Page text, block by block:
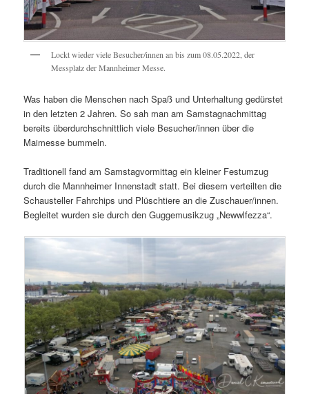
Lockt wieder viele Besucher/innen an bis zum 08.05.2022, der
Messplatz der Mannheimer Messe.
Was haben die Menschen nach Spaß und Unterhaltung gedürstet
in den letzten 2 Jahren. So sah man am Samstagnachmittag
bereits überdurchschnittlich viele Besucher/innen über die
Maimesse bummeln.
Traditionell fand am Samstagvormittag ein kleiner Festumzug
durch die Mannheimer Innenstadt statt. Bei diesem verteilten die
Schausteller Fahrchips und Plüschtiere an die Zuschauer/innen.
Begleitet wurden sie durch den Guggemusikzug „Newwlfezza“.